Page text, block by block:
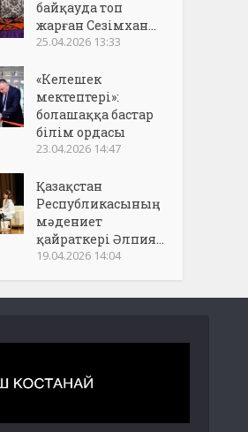
байқауда топ
жарған Сезімхан...
25.04.2026 13:33
«Келешек
мектептері»:
болашаққа бастар
білім ордасы
23.04.2026 14:47
Қазақстан
Республикасының
мәдениет
қайраткері Әлпия...
19.04.2026 14:04